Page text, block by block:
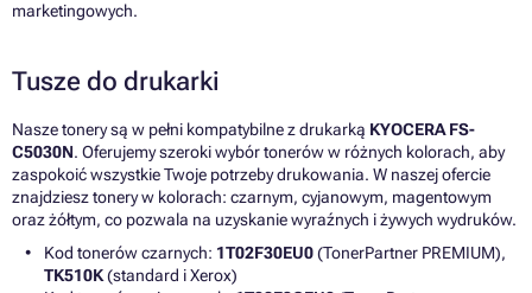
marketingowych.
Tusze do drukarki
Nasze tonery są w pełni kompatybilne z drukarką KYOCERA FS-
C5030N. Oferujemy szeroki wybór tonerów w różnych kolorach, aby
zaspokoić wszystkie Twoje potrzeby drukowania. W naszej ofercie
znajdziesz tonery w kolorach: czarnym, cyjanowym, magentowym
oraz żółtym, co pozwala na uzyskanie wyraźnych i żywych wydruków.
Kod tonerów czarnych: 1T02F30EU0(TonerPartner PREMIUM),
TK510K(standard i Xerox)